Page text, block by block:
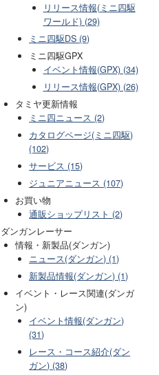
リリース情報(ミニ四駆
ワールド) (29)
ミニ四駆DS (9)
ミニ四駆GPX
イベント情報(GPX) (34)
リリース情報(GPX) (26)
タミヤ更新情報
ミニ四ニュース (2)
カタログページ(ミニ四駆)
(102)
サービス (15)
ジュニアニュース (107)
お買い物
通販ショップリスト (2)
ダンガンレーサー
情報・新製品(ダンガン)
ニュース(ダンガン) (1)
新製品情報(ダンガン) (1)
イベント・レース関連(ダンガ
ン)
イベント情報(ダンガン)
(31)
レース・コース紹介(ダン
ガン) (38)